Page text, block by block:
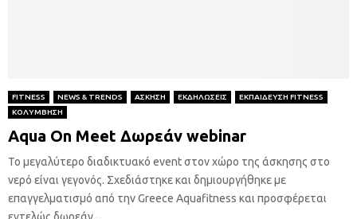
FITNESS NEWS & TRENDS ΑΣΚΗΣΗ ΕΚΔΗΛΩΣΕΙΣ
ΕΚΠΑΙΔΕΥΣΗ FITNESS
ΚΟΛΥΜΒΗΣΗ
Aqua On Meet Δωρεάν webinar
Το μεγαλύτερο διαδικτυακό event στον χώρο της άσκησης στο
νερό είναι γεγονός. Σχεδιάστηκε και δημιουργήθηκε με
επαγγελματισμό από την Greece Aquafitness και προσφέρεται